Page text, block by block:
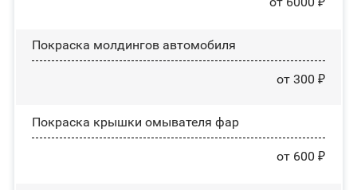
Покраска молдингов автомобиля
от 300 ₽
Покраска крышки омывателя фар
от 600 ₽